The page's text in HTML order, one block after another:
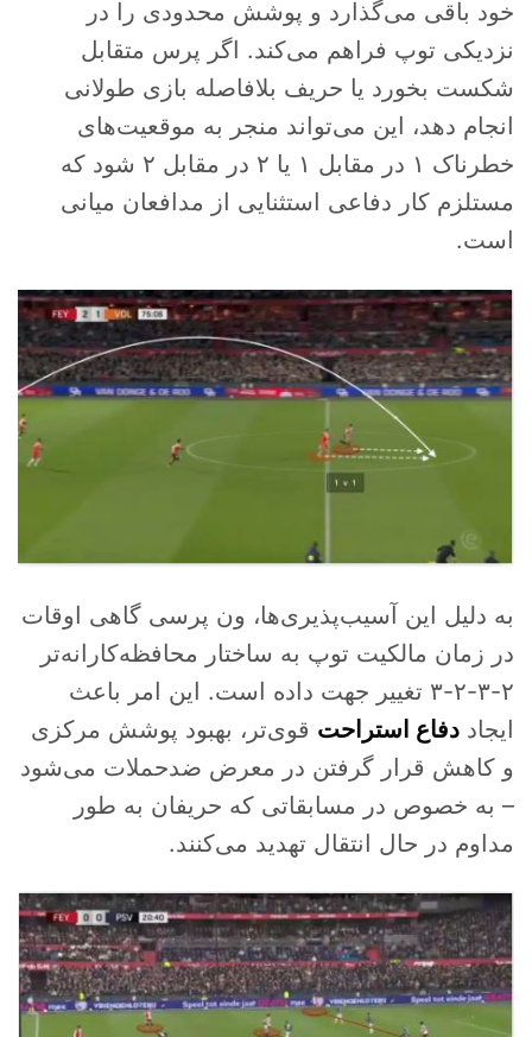
خود باقی می‌گذارد و پوشش محدودی را در
نزدیکی توپ فراهم می‌کند. اگر پرس متقابل
شکست بخورد یا حریف بلافاصله بازی طولانی
انجام دهد، این می‌تواند منجر به موقعیت‌های
خطرناک ۱ در مقابل ۱ یا ۲ در مقابل ۲ شود که
مستلزم کار دفاعی استثنایی از مدافعان میانی
است.
به دلیل این آسیب‌پذیری‌ها، ون پرسی گاهی اوقات
در زمان مالکیت توپ به ساختار محافظه‌کارانه‌تر
۲-۳-۲-۳ تغییر جهت داده است. این امر باعث
ایجاددفاع استراحت قوی‌تر، بهبود پوشش مرکزی
و کاهش قرار گرفتن در معرض ضدحملات می‌شود
– به خصوص در مسابقاتی که حریفان به طور
مداوم در حال انتقال تهدید می‌کنند.